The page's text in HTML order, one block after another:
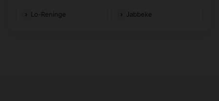
Lo-Reninge Jabbeke